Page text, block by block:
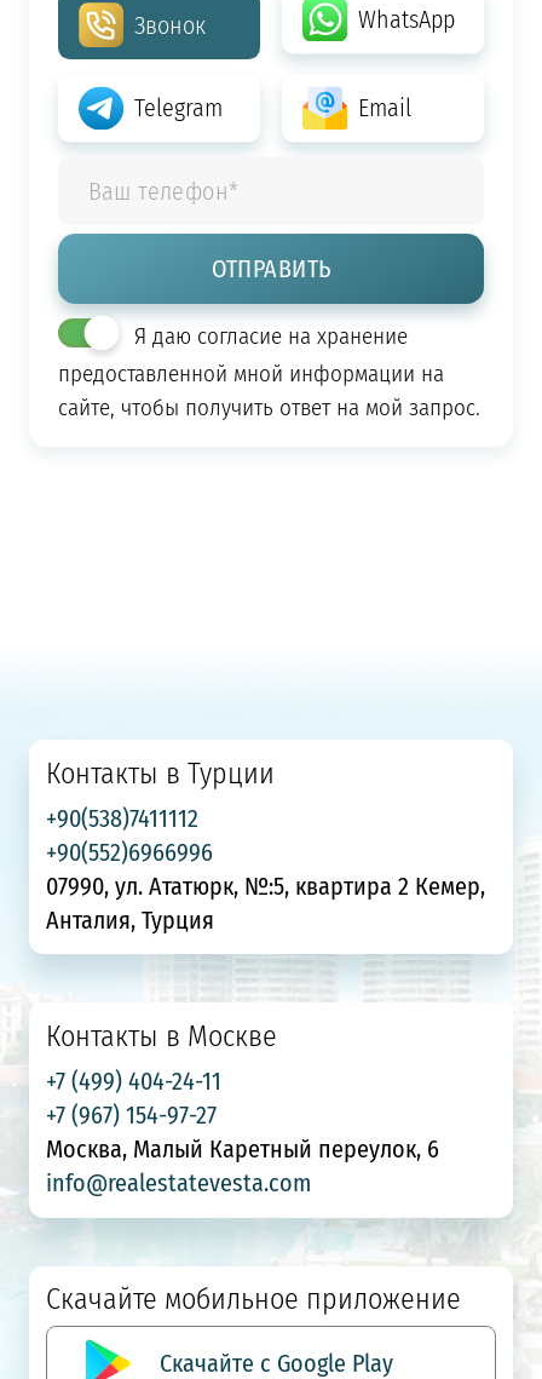
Звонок WhatsApp
Telegram Email
Я даю согласие на хранение
предоставленной мной информации на
сайте, чтобы получить ответ на мой запрос.
Контакты в Турции
+90(538)7411112
+90(552)6966996
07990, ул. Ататюрк, №:5, квартира 2 Кемер,
Анталия, Турция
Контакты в Москве
+7 (499) 404-24-11
+7 (967) 154-97-27
Москва, Малый Каретный переулок, 6
info@realestatevesta.com
Скачайте мобильное приложение
Скачайте с Google Play